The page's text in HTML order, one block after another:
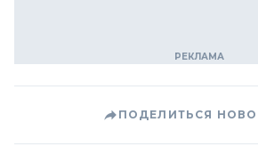
ПОДЕЛИТЬСЯ